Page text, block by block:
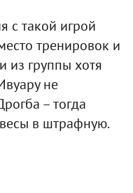
с такой игрой
тренировок и
из группы хотя
не
– тогда
в штрафную.